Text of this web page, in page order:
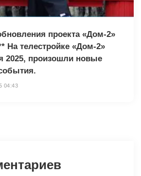
проекта «Дом-2»
На телестройке «Дом-2»
2025, произошли новые
04:43